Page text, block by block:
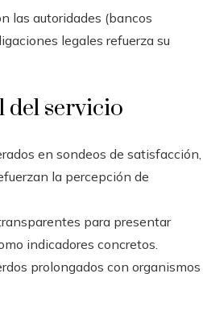
las autoridades (bancos
legales refuerza su
del servicio
en sondeos de satisfacción,
la percepción de
para presentar
indicadores concretos.
prolongados con organismos